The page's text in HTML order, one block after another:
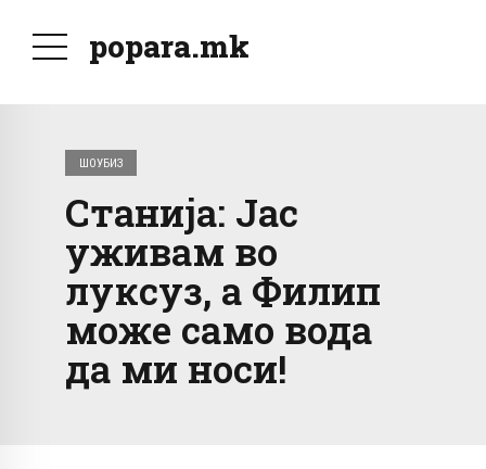
popara.mk
ШОУБИЗ
Станија: Јас
уживам во
луксуз, а Филип
може само вода
да ми носи!